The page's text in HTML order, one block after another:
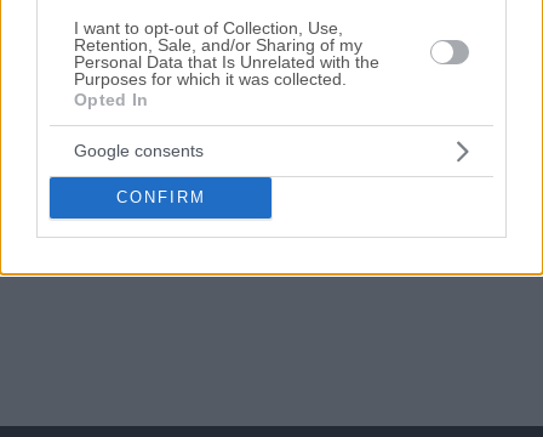
I want to opt-out of Collection, Use,
Retention, Sale, and/or Sharing of my
Personal Data that Is Unrelated with the
Purposes for which it was collected.
Opted In
Google consents
CONFIRM
περιορίσετε τα ακίνητα και να επιλέξετε αυτό που ταιριάζει
στις ανάγκες σας.